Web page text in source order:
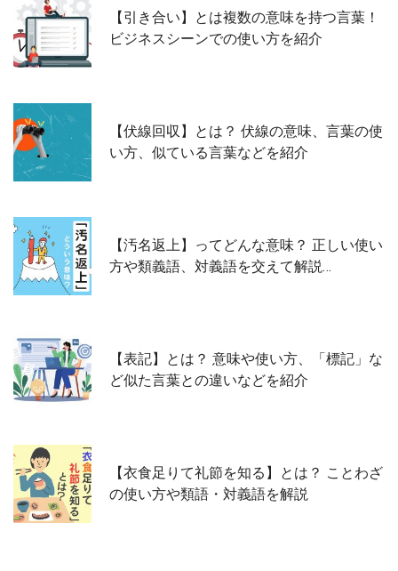
【引き合い】とは複数の意味を持つ言葉！
ビジネスシーンでの使い方を紹介
【伏線回収】とは？ 伏線の意味、言葉の使
い方、似ている言葉などを紹介
【汚名返上】ってどんな意味？ 正しい使い
方や類義語、対義語を交えて解説…
【表記】とは？ 意味や使い方、「標記」な
ど似た言葉との違いなどを紹介
【衣食足りて礼節を知る】とは？ ことわざ
の使い方や類語・対義語を解説